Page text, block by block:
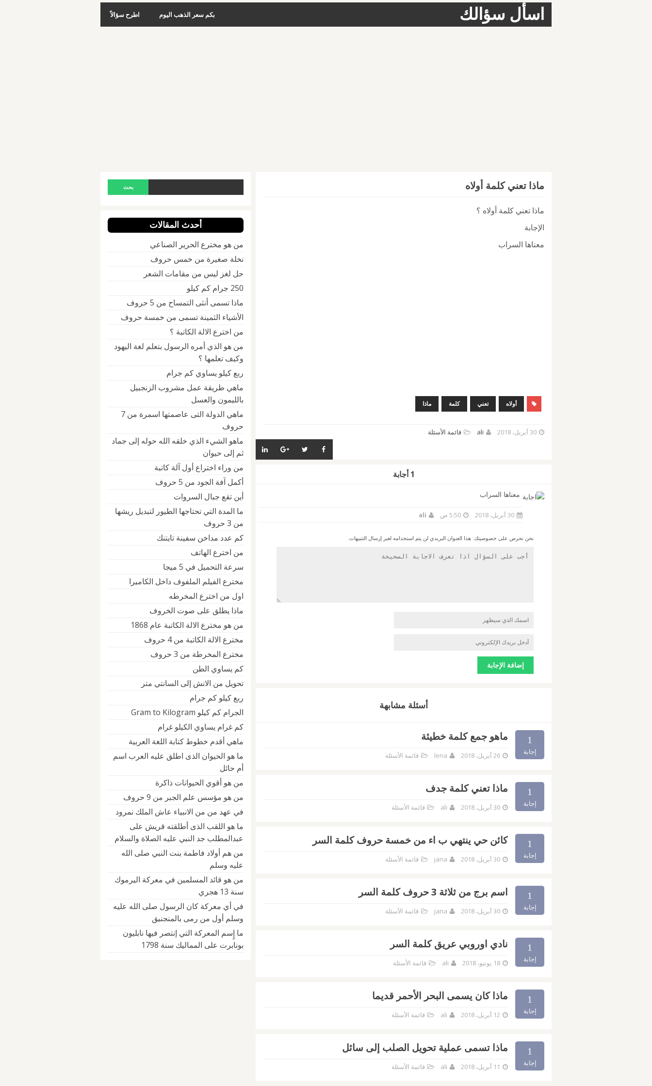
اسأل سؤالك بكم سعر الذهب اليوم اطرح سؤالاً
ماذا تعني كلمة أولاه
ماذا تعني كلمة أولاه ؟
الإجابة
معناها السراب
أولاه تعني كلمة ماذا
30 أبريل، 2018 ali قائمة الأسئلة
1 أجابة
معناها السراب
30 أبريل، 2018 5:50 ص ali
نحن نحرص على خصوصيتك: هذا العنوان البريدي لن يتم استخدامه لغير إرسال التنبيهات.
أسئلة مشابهة
1
إجابة
ماهو جمع كلمة خطيئة
26 أبريل، 2018 lena قائمة الأسئلة
1
إجابة
ماذا تعني كلمة جدف
30 أبريل، 2018 ali قائمة الأسئلة
1
إجابة
كائن حي ينتهي ب اء من خمسة حروف كلمة السر
30 أبريل، 2018 jana قائمة الأسئلة
1
إجابة
اسم برج من ثلاثة 3 حروف كلمة السر
30 أبريل، 2018 jana قائمة الأسئلة
1
إجابة
نادي اوروبي عريق كلمة السر
18 يونيو، 2018 ali قائمة الأسئلة
1
إجابة
ماذا كان يسمى البحر الأحمر قديما
12 أبريل، 2018 ali قائمة الأسئلة
1
إجابة
ماذا تسمى عملية تحويل الصلب إلى سائل
11 أبريل، 2018 ali قائمة الأسئلة
أحدث المقالات
من هو مخترع الحرير الصناعي
نخلة صغيرة من خمس حروف
حل لغز ليس من مقامات الشعر
250 جرام كم كيلو
ماذا تسمى أنثى التمساح من 5 حروف
الأشياء الثمينة تسمى من خمسة حروف
من اخترع الالة الكاتبة ؟
من هو الذي أمره الرسول بتعلم لغة اليهود
وكيف تعلمها ؟
ربع كيلو يساوي كم جرام
ماهي طريقة عمل مشروب الزنجبيل
بالليمون والعسل
ماهي الدولة التى عاصمتها اسمرة من 7
حروف
ماهو الشيء الذي خلقه الله حوله إلى جماد
ثم إلى حيوان
من وراء اختراع أول آلة كاتبة
أكمل آفة الجود من 5 حروف
أين تقع جبال السروات
ما المدة التي تحتاجها الطيور لتبديل ريشها
من 3 حروف
كم عدد مداخن سفينة تايتنك
من اخترع الهاتف
سرعة التحميل في 5 ميجا
مخترع الفيلم الملفوف داخل الكاميرا
اول من اخترع المخرطه
ماذا يطلق على صوت الخروف
من هو مخترع الالة الكاتبة عام 1868
مخترع الالة الكاتبة من 4 حروف
مخترع المخرطة من 3 حروف
كم يساوي الطن
تحويل من الانش إلى السانتي متر
ربع كيلو كم جرام
الجرام كم كيلو Gram to Kilogram
كم غرام يساوي الكيلو غرام
ماهي أقدم خطوط كتابة اللغة العربية
ما هو الحيوان الذى اطلق عليه العرب اسم
أم حائل
من هو أقوي الحيوانات ذاكرة
من هو مؤسس علم الجبر من 9 حروف
في عهد من من الانبياء عاش الملك نمرود
ما هو اللقب الذى أطلقته قريش على
عبدالمطلب جد النبي عليه الصلاة والسلام
من هم أولاد فاطمة بنت النبي صلى الله
عليه وسلم
من هو قائد المسلمين في معركة اليرموك
سنة 13 هجري
في أي معركة كان الرسول صلى الله عليه
وسلم أول من رمى بالمنجنيق
ما إٍسم المعركة التي إنتصر فيها نابليون
بونابرت على المماليك سنة 1798